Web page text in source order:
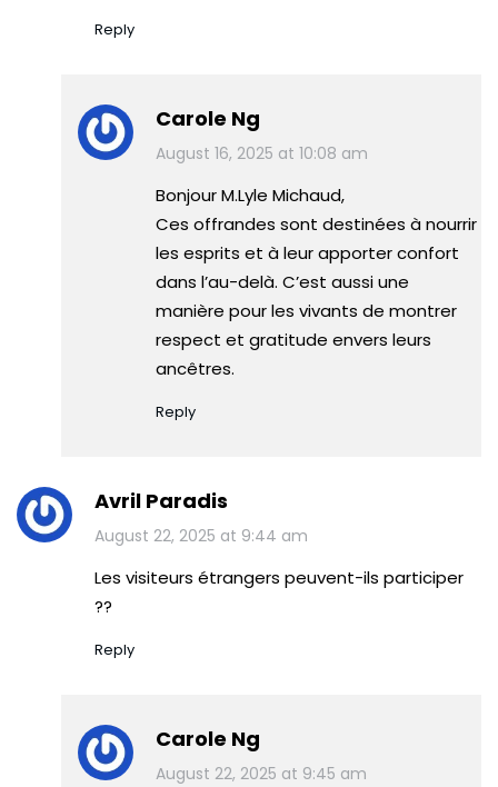
Reply
Carole Ng
August 16, 2025 at 10:08 am
Bonjour M.Lyle Michaud,
Ces offrandes sont destinées à nourrir
les esprits et à leur apporter confort
dans l’au-delà. C’est aussi une
manière pour les vivants de montrer
respect et gratitude envers leurs
ancêtres.
Reply
Avril Paradis
August 22, 2025 at 9:44 am
Les visiteurs étrangers peuvent-ils participer
??
Reply
Carole Ng
August 22, 2025 at 9:45 am